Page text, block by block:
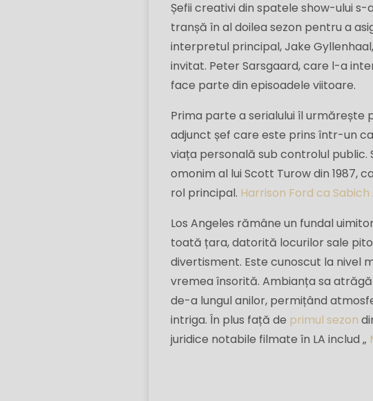
Șefii creativi din spatele show-ului
tranșă în al doilea sezon pentru a
interpretul principal, Jake
invitat. Peter Sarsgaard, care l-a
face parte din episoadele viitoare.
Prima parte a serialului îl urmărește
adjunct șef care este prins într-un
viața personală sub controlul public.
omonim al lui Scott Turow din 1987,
rol principal. Harrison Ford ca Sabich .
Los Angeles rămâne un fundal
toată țara, datorită locurilor sale
divertisment. Este cunoscut la nivel
vremea însorită. Ambianța sa
de-a lungul anilor, permițând
intriga. În plus față de primul sezon
juridice notabile filmate în LA includ „